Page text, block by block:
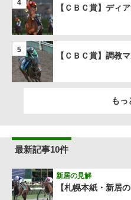
4
【ＣＢＣ賞】ディ
5
【ＣＢＣ賞】調教
もっ
最新記事10件
【札幌本紙・新居
新居の見解